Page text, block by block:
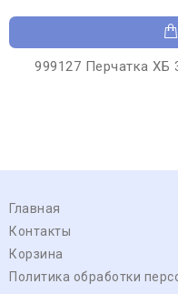
999127 Перчатка ХБ
Главная
Контакты
Корзина
Политика обработки